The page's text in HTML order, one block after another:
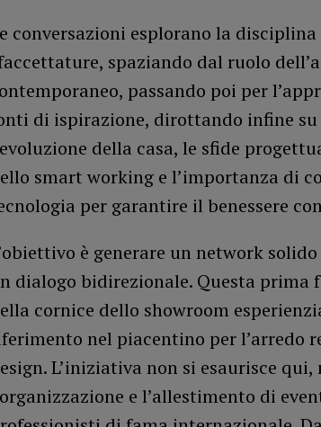
conversazioni esplorano la
spaziando dal ruolo
passando poi per
di ispirazione, dirottando infine
della casa, le sfide
smart working e l’importanza di
per garantire il benessere
è generare un network
dialogo bidirezionale. Questa prima
cornice dello showroom
nel piacentino per l’arredo
L’iniziativa non si esaurisce
e l’allestimento di